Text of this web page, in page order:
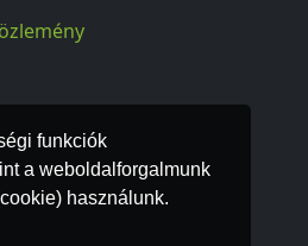
funkciók
a weboldalforgalmunk
használunk.